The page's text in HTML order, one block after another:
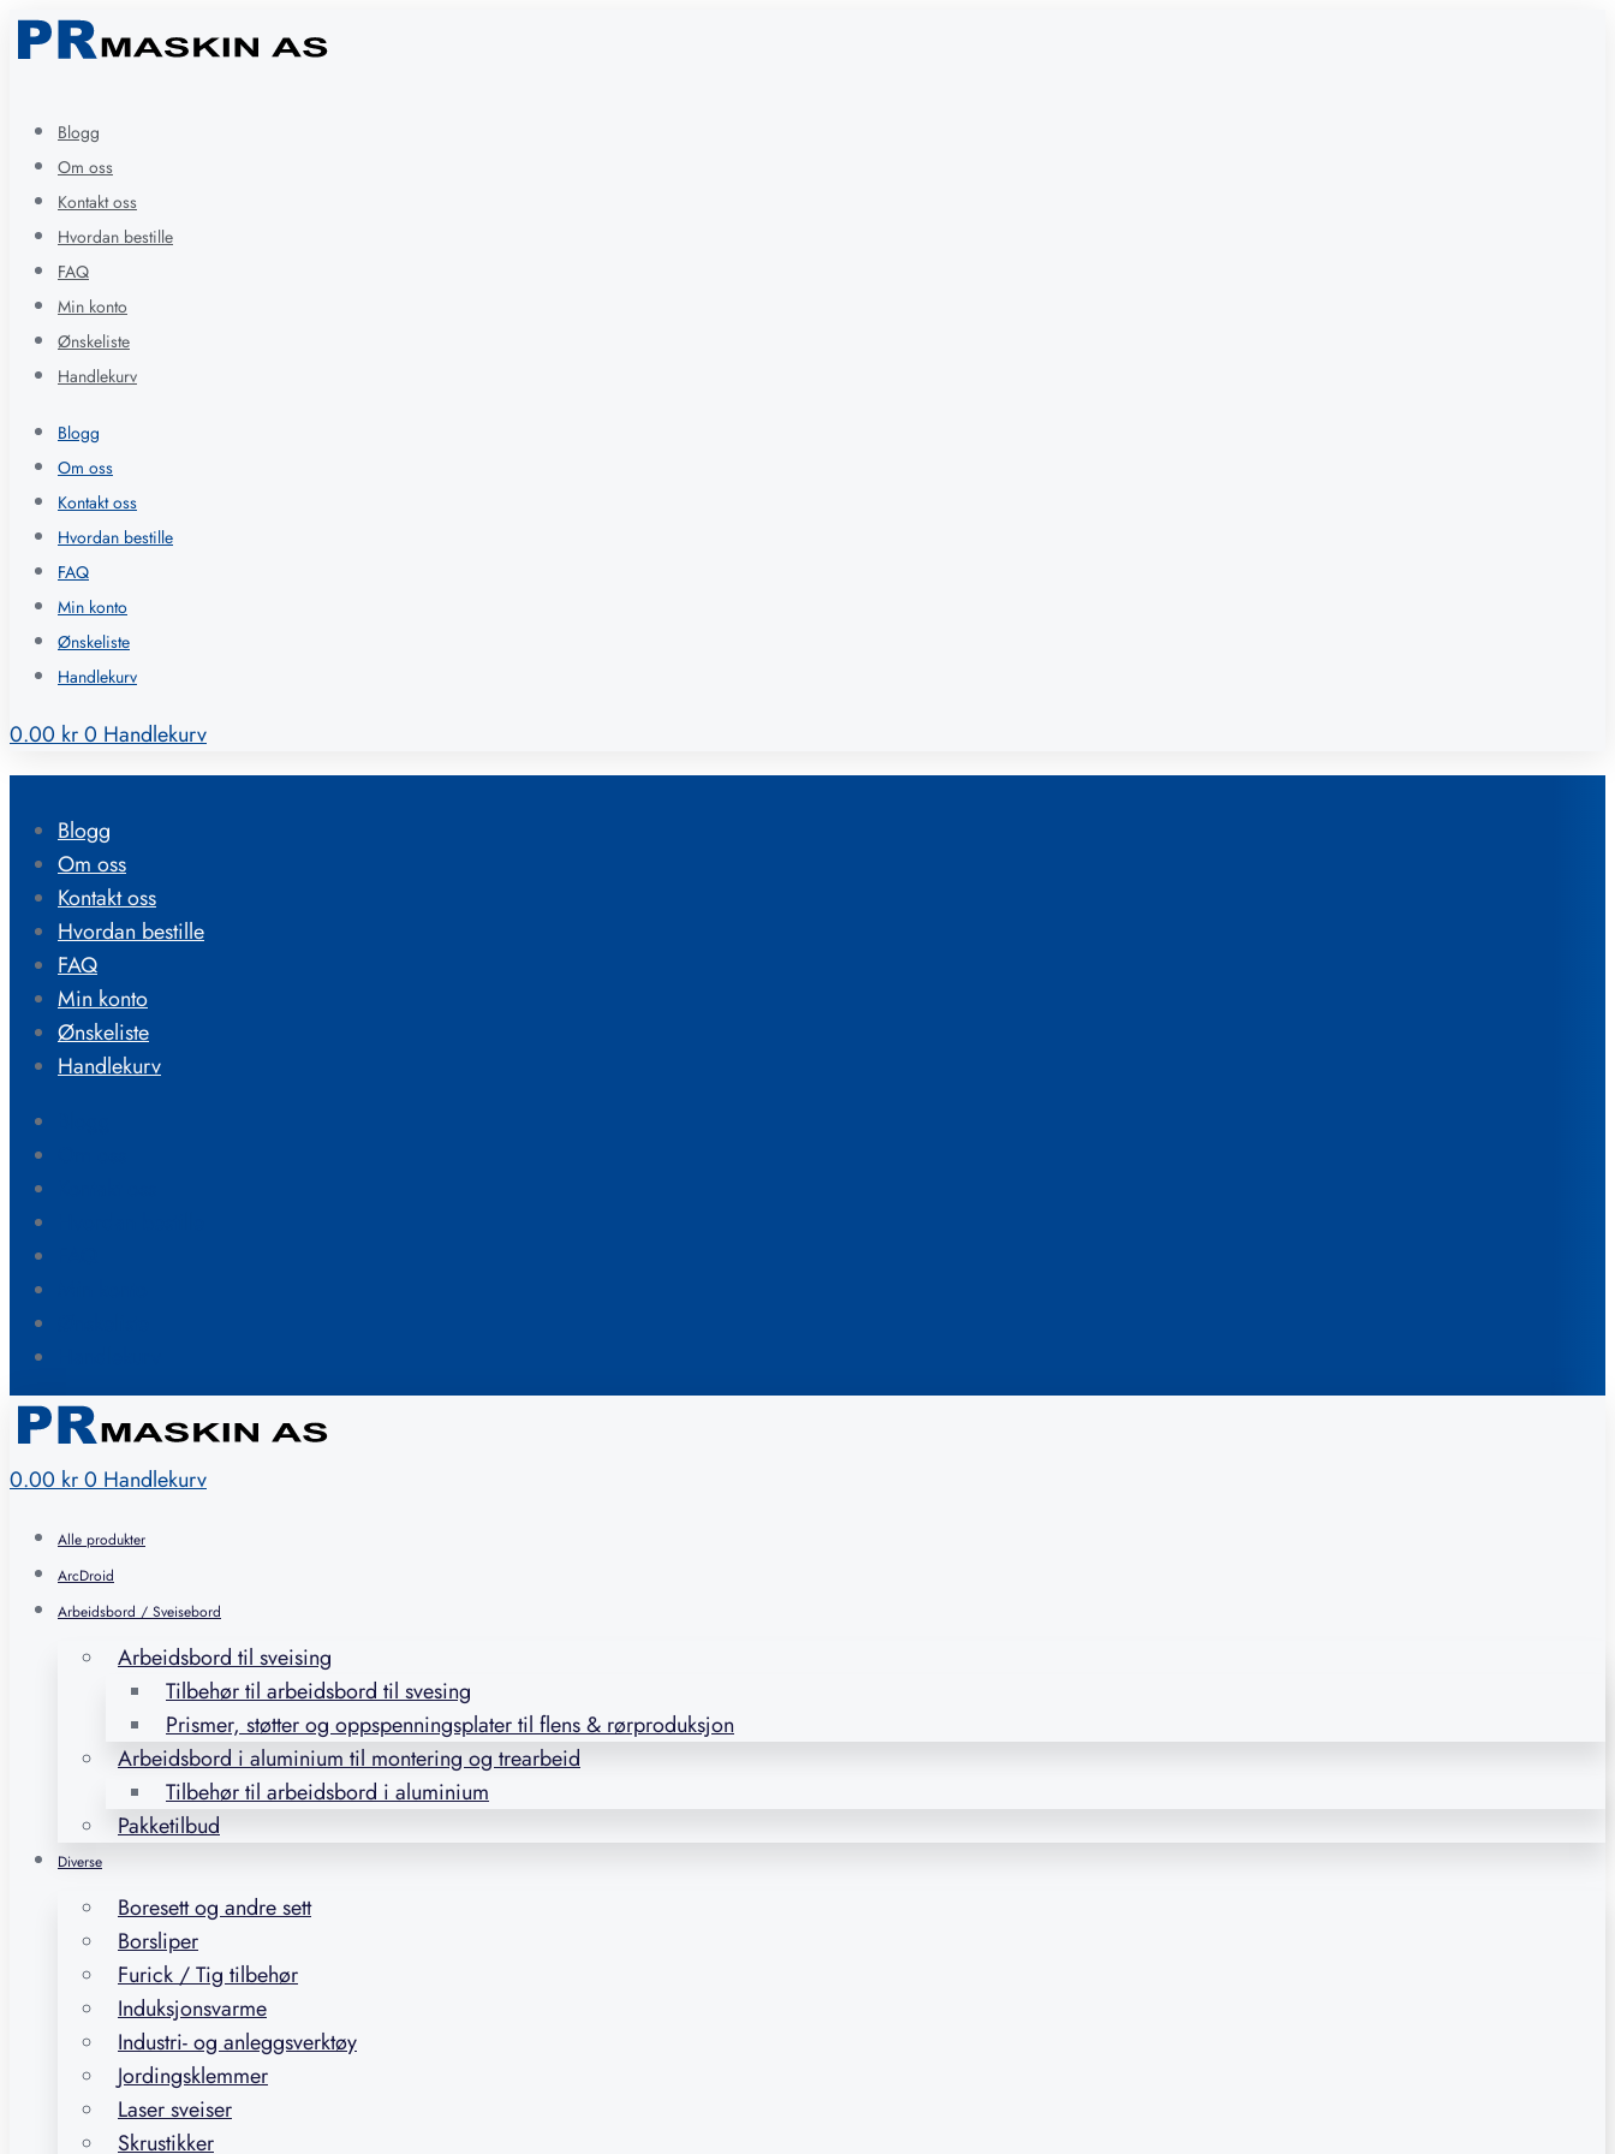
Blogg
Om oss
Kontakt oss
Hvordan bestille
FAQ
Min konto
Ønskeliste
Handlekurv
Blogg
Om oss
Kontakt oss
Hvordan bestille
FAQ
Min konto
Ønskeliste
Handlekurv
0.00kr0Handlekurv
Blogg
Om oss
Kontakt oss
Hvordan bestille
FAQ
Min konto
Ønskeliste
Handlekurv
0.00 kr0 Handlekurv
Alle produkter
ArcDroid
Arbeidsbord / Sveisebord
Arbeidsbord til sveising
Tilbehør til arbeidsbord til svesing
Prismer, støtter og oppspenningsplater til flens & rørproduksjon
Arbeidsbord i aluminium til montering og trearbeid
Tilbehør til arbeidsbord i aluminium
Pakketilbud
Diverse
Boresett og andre sett
Borsliper
Furick / Tig tilbehør
Induksjonsvarme
Industri- og anleggsverktøy
Jordingsklemmer
Laser sveiser
Skrustikker